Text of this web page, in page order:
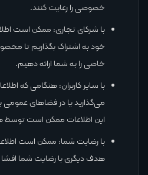
خصوصی را رعایت کنند.
با شرکای تجاری: ممکن است
خود به اشتراک بگذاریم تا
خاصی را به شما ارائه دهیم.
با سایر کاربران: هنگامی که
می‌گذارید یا در فضاهای عمومی با
این اطلاعات ممکن است توسط
با رضایت شما: ممکن است
هدف دیگری با رضایت شما افشا